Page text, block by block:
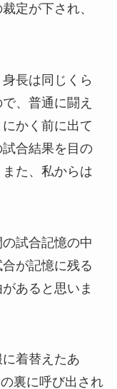
定が下され、
長は同じくら
、普通に闘え
かく前に出て
合結果を目の
た、私からは
試合記憶の中
が記憶に残る
あると思いま
着替えたあ
裏に呼び出され